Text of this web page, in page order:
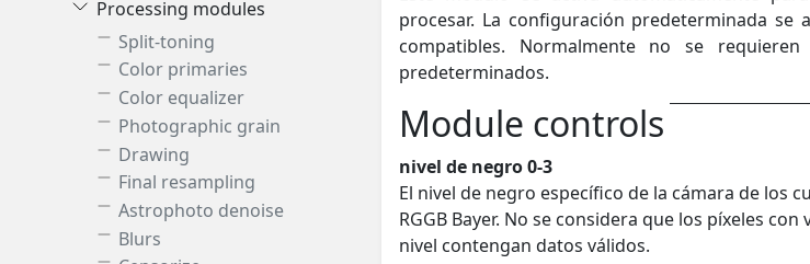
Processing modules
Split-toning
Color primaries
Color equalizer
Photographic grain
Drawing
Final resampling
Astrophoto denoise
Blurs
procesar. La configuración predeterminada se
compatibles. Normalmente no se
predeterminados.
Module controls
nivel de negro 0-3
El nivel de negro específico de la cámara de los
RGGB Bayer. No se considera que los píxeles
nivel contengan datos válidos.